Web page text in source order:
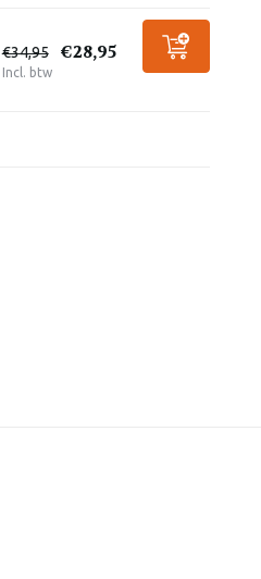
€34,95 €28,95
Incl. btw